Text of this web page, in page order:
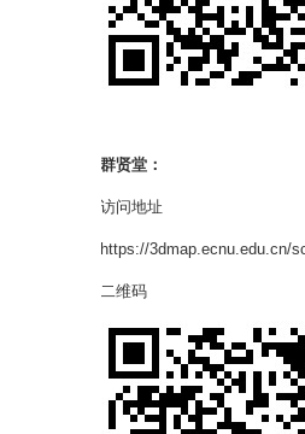
群贤堂：
访问地址
https://3dmap.ecnu.edu.cn/
二维码